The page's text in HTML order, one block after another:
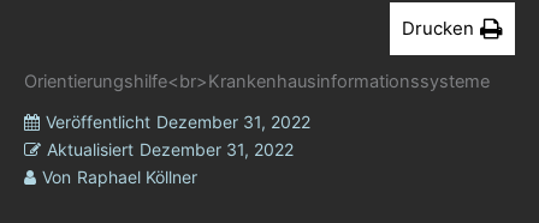
Drucken
Orientierungshilfe<br>Krankenhausinformationssysteme
Veröffentlicht Dezember 31, 2022
Aktualisiert Dezember 31, 2022
Von Raphael Köllner